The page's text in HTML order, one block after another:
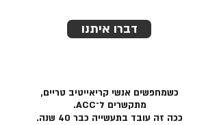
דברו איתנו
כשמחפשים אנשי קריאייטיב טריים,
מתקשרים ל־ACC.
ככה זה עובד בתעשייה כבר 40 שנה.